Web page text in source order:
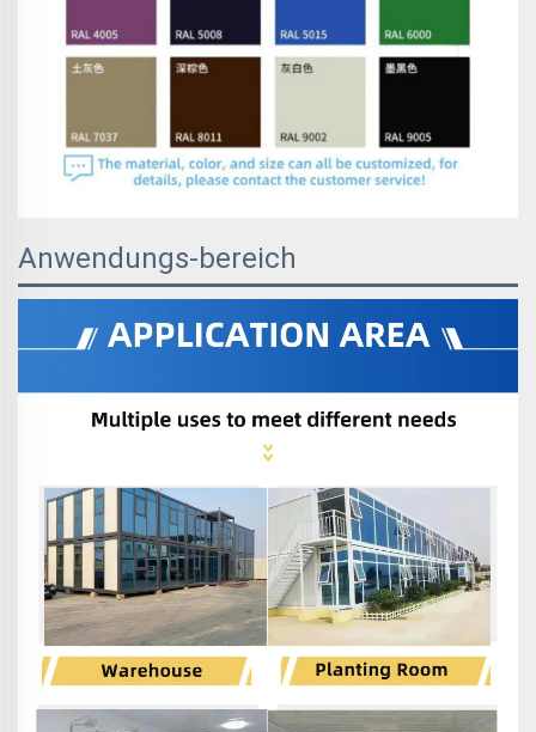
Anwendungs-bereich